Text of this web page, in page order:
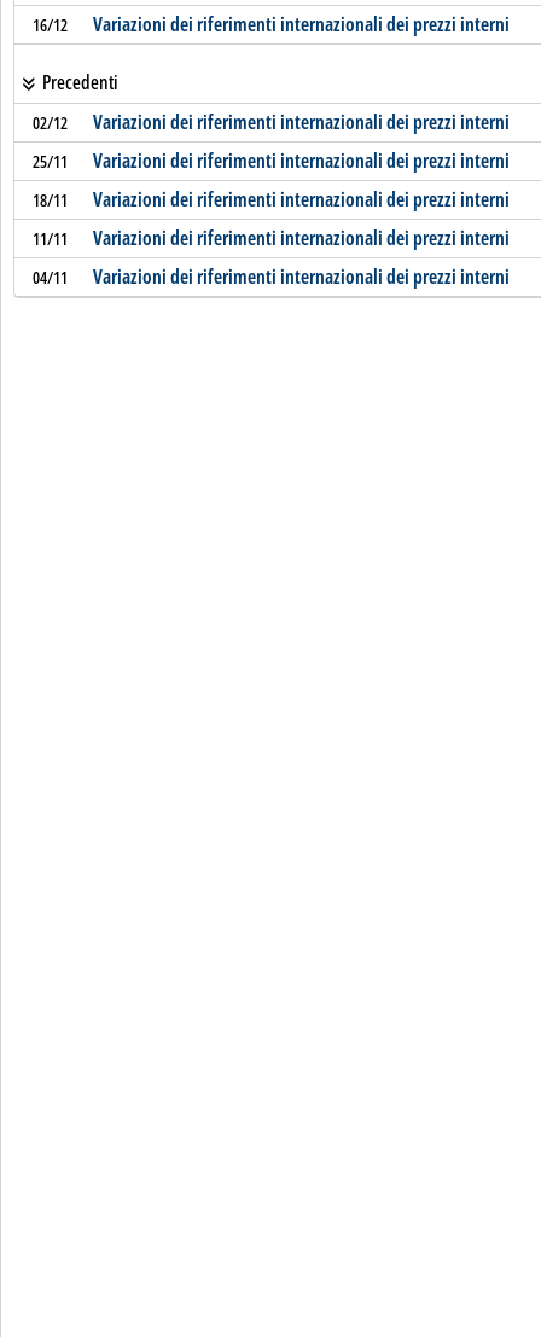
16/12 Variazioni dei riferimenti internazionali dei prezzi interni
Precedenti
02/12 Variazioni dei riferimenti internazionali dei prezzi interni
25/11 Variazioni dei riferimenti internazionali dei prezzi interni
18/11 Variazioni dei riferimenti internazionali dei prezzi interni
11/11 Variazioni dei riferimenti internazionali dei prezzi interni
04/11 Variazioni dei riferimenti internazionali dei prezzi interni